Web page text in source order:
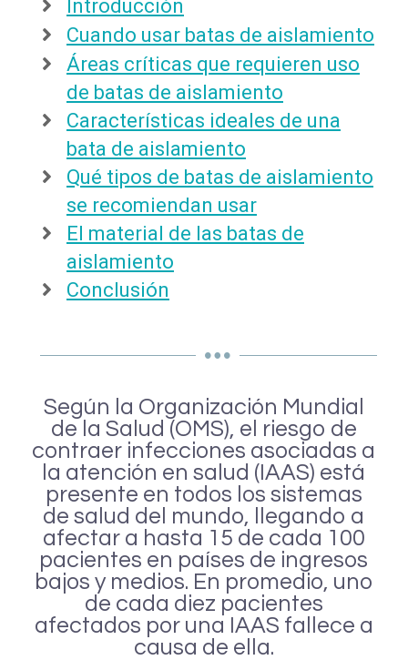
Introducción
Cuando usar batas de aislamiento
Áreas críticas que requieren uso
de batas de aislamiento
Características ideales de una
bata de aislamiento
Qué tipos de batas de aislamiento
se recomiendan usar
El material de las batas de
aislamiento
Conclusión
Según la Organización Mundial
de la Salud (OMS), el riesgo de
contraer infecciones asociadas a
la atención en salud (IAAS) está
presente en todos los sistemas
de salud del mundo, llegando a
afectar a hasta 15 de cada 100
pacientes en países de ingresos
bajos y medios. En promedio, uno
de cada diez pacientes
afectados por una IAAS fallece a
causa de ella.